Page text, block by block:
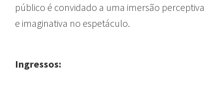
público é convidado a uma imersão perceptiva
e imaginativa no espetáculo.
Ingressos: